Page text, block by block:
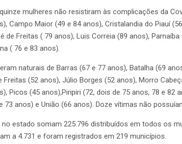
mulheres não resistiram às complicações da
Campo Maior (49 e 84 anos), Cristalandia do Piauí
de Freitas ( 79 anos), Luis Correia (89 anos),
( 76 e 83 anos).
naturais de Barras (67 e 77 anos), Batalha (69
Freitas (52 anos), Júlio Borges (52 anos), Morro
Picos (45 anos),Piripiri (72, dois de 75 anos, 78 e 82
73 anos) e União (66 anos). Doze vítimas não
estado somam 225.796 distribuídos em todos os
a 4.731 e foram registrados em 219 municípios.